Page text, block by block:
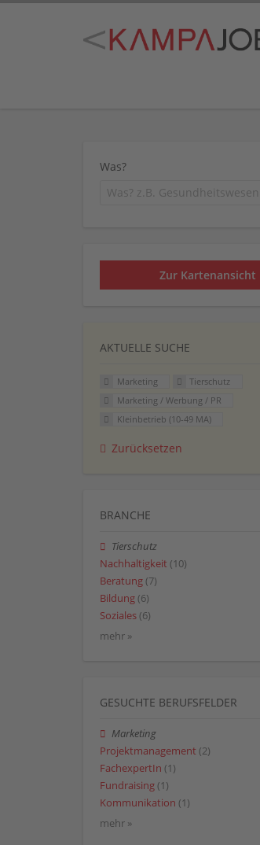
Was?
Zur Kartenansicht
AKTUELLE SUCHE
Marketing
Tierschutz
Marketing / Werbung / PR
Kleinbetrieb (10-49 MA)
Zurücksetzen
BRANCHE
Tierschutz
Nachhaltigkeit (10)
Beratung (7)
Bildung (6)
Soziales (6)
mehr »
GESUCHTE BERUFSFELDER
Marketing
Projektmanagement (2)
FachexpertIn (1)
Fundraising (1)
Kommunikation (1)
mehr »